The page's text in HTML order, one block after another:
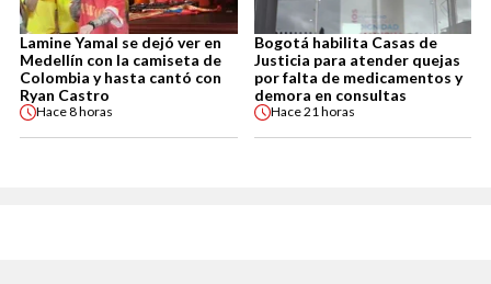
Lamine Yamal se dejó ver en
Medellín con la camiseta de
Colombia y hasta cantó con
Ryan Castro
Hace8 horas
Bogotá habilita Casas de
Justicia para atender quejas
por falta de medicamentos y
demora en consultas
Hace21 horas